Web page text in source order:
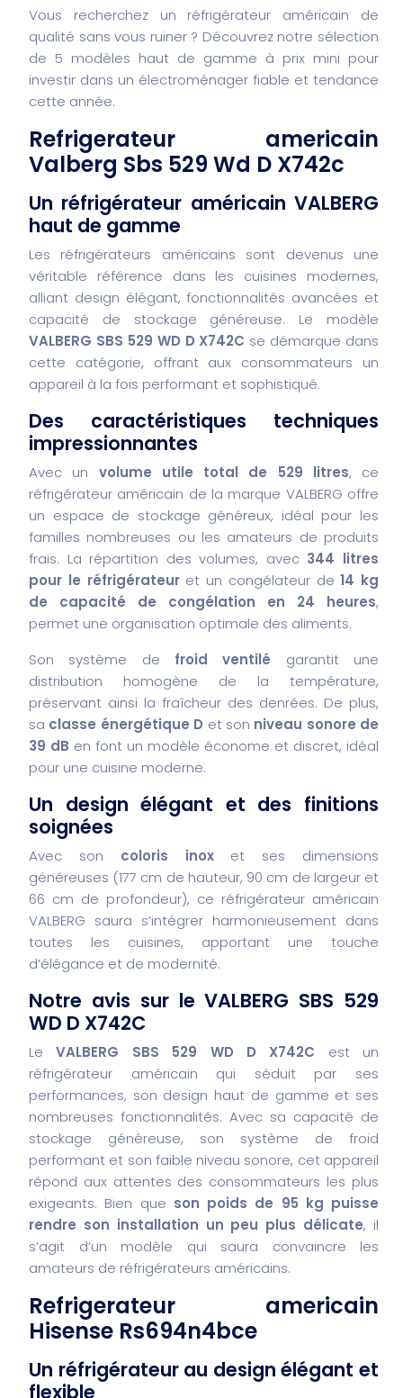
Vous recherchez un réfrigérateur américain de
qualité sans vous ruiner ? Découvrez notre sélection
de 5 modèles haut de gamme à prix mini pour
investir dans un électroménager fiable et tendance
cette année.
Refrigerateur americain
Valberg Sbs 529 Wd D X742c
Un réfrigérateur américain VALBERG
haut de gamme
Les réfrigérateurs américains sont devenus une
véritable référence dans les cuisines modernes,
alliant design élégant, fonctionnalités avancées et
capacité de stockage généreuse. Le modèle
VALBERG SBS 529 WD D X742C se démarque dans
cette catégorie, offrant aux consommateurs un
appareil à la fois performant et sophistiqué.
Des caractéristiques techniques
impressionnantes
Avec un volume utile total de 529 litres, ce
réfrigérateur américain de la marque VALBERG offre
un espace de stockage généreux, idéal pour les
familles nombreuses ou les amateurs de produits
frais. La répartition des volumes, avec 344 litres
pour le réfrigérateuret un congélateur de14 kg
de capacité de congélation en 24 heures,
permet une organisation optimale des aliments.
Son système de froid ventilé garantit une
distribution homogène de la température,
préservant ainsi la fraîcheur des denrées. De plus,
sa classe énergétique D et son niveau sonore de
39 dB en font un modèle économe et discret, idéal
pour une cuisine moderne.
Un design élégant et des finitions
soignées
Avec son coloris inoxet ses dimensions
généreuses (177 cm de hauteur, 90 cm de largeur et
66 cm de profondeur), ce réfrigérateur américain
VALBERG saura s’intégrer harmonieusement dans
toutes les cuisines, apportant une touche
d’élégance et de modernité.
Notre avis sur le VALBERG SBS 529
WD D X742C
LeVALBERG SBS 529 WD D X742C est un
réfrigérateur américain qui séduit par ses
performances, son design haut de gamme et ses
nombreuses fonctionnalités. Avec sa capacité de
stockage généreuse, son système de froid
performant et son faible niveau sonore, cet appareil
répond aux attentes des consommateurs les plus
exigeants. Bien que son poids de 95 kg puisse
rendre son installation un peu plus délicate, il
s’agit d’un modèle qui saura convaincre les
amateurs de réfrigérateurs américains.
Refrigerateur americain
Hisense Rs694n4bce
Un réfrigérateur au design élégant et
flexible